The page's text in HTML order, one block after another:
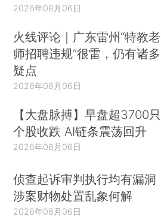
2026年08月06日
火线评论｜广东雷州“特教老
师招聘违规”很雷，仍有诸多
疑点
2026年08月06日
【大盘脉搏】早盘超3700只
个股收跌 AI链条震荡回升
2026年08月06日
侦查起诉审判执行均有漏洞
涉案财物处置乱象何解
2026年08月06日